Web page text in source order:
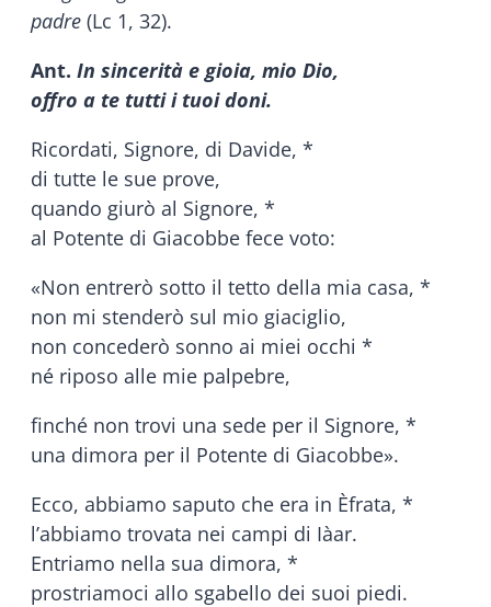
padre (Lc 1, 32).
Ant. In sincerità e gioia, mio Dio,
offro a te tutti i tuoi doni.
Ricordati, Signore, di Davide, *
di tutte le sue prove,
quando giurò al Signore, *
al Potente di Giacobbe fece voto:
«Non entrerò sotto il tetto della mia casa, *
non mi stenderò sul mio giaciglio,
non concederò sonno ai miei occhi *
né riposo alle mie palpebre,
finché non trovi una sede per il Signore, *
una dimora per il Potente di Giacobbe».
Ecco, abbiamo saputo che era in Èfrata, *
l’abbiamo trovata nei campi di Iàar.
Entriamo nella sua dimora, *
prostriamoci allo sgabello dei suoi piedi.